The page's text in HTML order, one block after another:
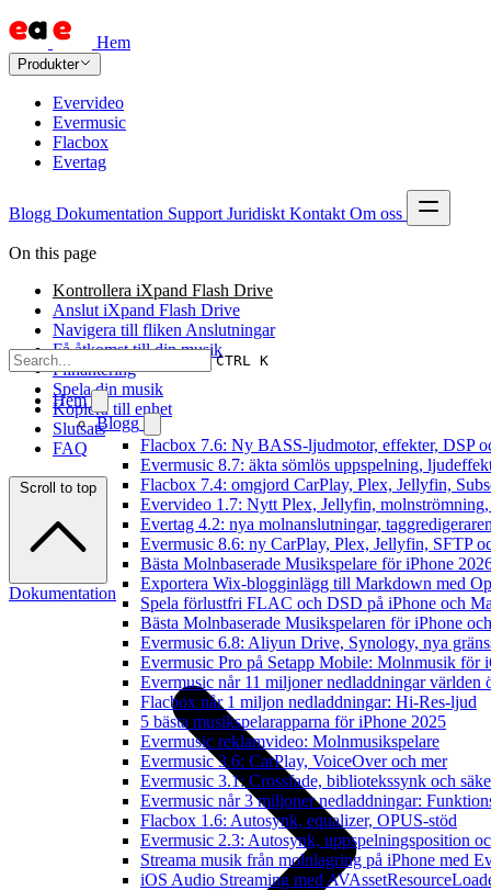
Hem
Produkter
Evervideo
Evermusic
Flacbox
Evertag
Blogg Dokumentation Support Juridiskt Kontakt Om oss
CTRL K
Hem
Blogg
Flacbox 7.6: Ny BASS-ljudmotor, effekter, DSP
Evermusic 8.7: äkta sömlös uppspelning,
Flacbox 7.4: omgjord CarPlay, Plex, Jellyfin,
Evervideo 1.7: Nytt Plex, Jellyfin, molnströmning,
Evertag 4.2: nya molnanslutningar,
Evermusic 8.6: ny CarPlay, Plex, Jellyfin, SFTP
Bästa Molnbaserade Musikspelare för iPhone
Exportera Wix-blogginlägg till Markdown med
Spela förlustfri FLAC och DSD på iPhone och
Bästa Molnbaserade Musikspelaren för iPhone
Evermusic 6.8: Aliyun Drive, Synology, nya
Evermusic Pro på Setapp Mobile: Molnmusik för
Evermusic når 11 miljoner nedladdningar världen
Flacbox når 1 miljon nedladdningar: Hi-Res-ljud
5 bästa musikspelarapparna för iPhone 2025
Evermusic reklamvideo: Molnmusikspelare
Evermusic 3.6: CarPlay, VoiceOver och mer
Evermusic 3.1: Crossfade, bibliotekssynk och
Evermusic når 3 miljoner nedladdningar:
Flacbox 1.6: Autosynk, equalizer, OPUS-stöd
Evermusic 2.3: Autosynk, uppspelningsposition
Streama musik från molnlagring på iPhone med
iOS Audio Streaming med
On this page
Kontrollera iXpand Flash Drive
Anslut iXpand Flash Drive
Navigera till fliken Anslutningar
Få åtkomst till din musik
Filhantering
Spela din musik
Kopiera till enhet
Slutsats
FAQ
Scroll to top
Dokumentation